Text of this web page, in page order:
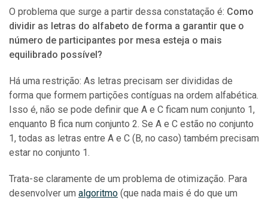
O problema que surge a partir dessa constatação é: Como
dividir as letras do alfabeto de forma a garantir que o
número de participantes por mesa esteja o mais
equilibrado possível?
Há uma restrição: As letras precisam ser divididas de
forma que formem partições contíguas na ordem alfabética.
Isso é, não se pode definir que A e C ficam num conjunto 1,
enquanto B fica num conjunto 2. Se A e C estão no conjunto
1, todas as letras entre A e C (B, no caso) também precisam
estar no conjunto 1.
Trata-se claramente de um problema de otimização. Para
desenvolver um algoritmo (que nada mais é do que um